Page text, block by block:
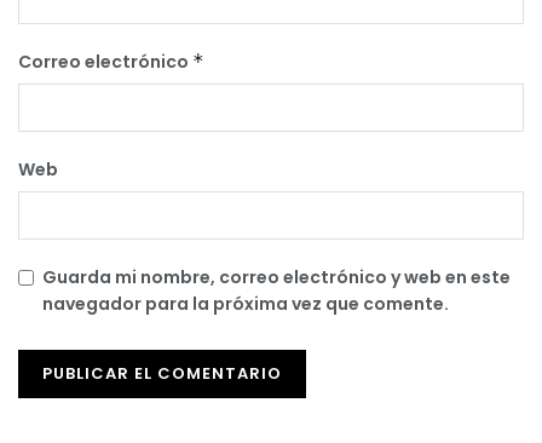
Correo electrónico *
Web
Guarda mi nombre, correo electrónico y web en este
navegador para la próxima vez que comente.